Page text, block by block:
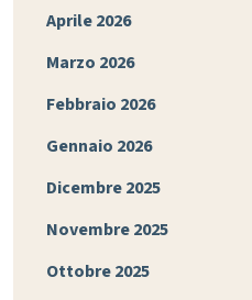
Aprile 2026
Marzo 2026
Febbraio 2026
Gennaio 2026
Dicembre 2025
Novembre 2025
Ottobre 2025